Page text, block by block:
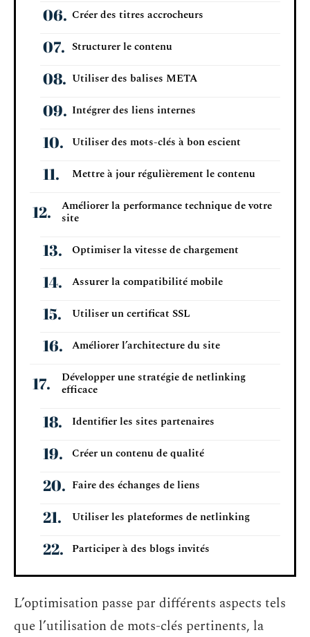
Créer des titres accrocheurs
Structurer le contenu
Utiliser des balises META
Intégrer des liens internes
Utiliser des mots-clés à bon escient
Mettre à jour régulièrement le contenu
Améliorer la performance technique de votre
site
Optimiser la vitesse de chargement
Assurer la compatibilité mobile
Utiliser un certificat SSL
Améliorer l’architecture du site
Développer une stratégie de netlinking
efficace
Identifier les sites partenaires
Créer un contenu de qualité
Faire des échanges de liens
Utiliser les plateformes de netlinking
Participer à des blogs invités
L’optimisation passe par différents aspects tels
que l’utilisation de mots-clés pertinents, la